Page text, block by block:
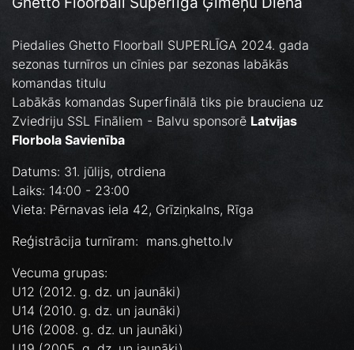
Piedalies Ghetto Floorball SUPERLĪGA 2024. gada
sezonas turnīros un cīnies par sezonas labākās
komandas titulu
Labākās komandas Superfinālā tiks pie brauciena uz
Zviedriju SSL Fināliem - Balvu sponsorē Latvijas
Florbola Savienība
Datums: 31. jūlijs, otrdiena
Laiks: 14:00 - 23:00
Vieta: Pērnavas iela 42, Grīziņkalns, Rīga
Reģistrācija turnīram: mans.ghetto.lv
Vecuma grupas:
U12 (2012. g. dz. un jaunāki)
U14 (2010. g. dz. un jaunāki)
U16 (2008. g. dz. un jaunāki)